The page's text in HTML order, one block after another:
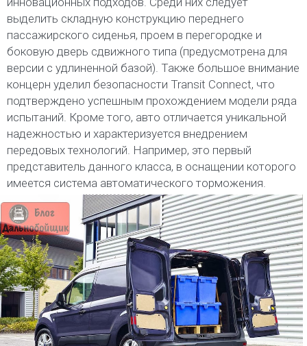
выделить складную конструкцию переднего
пассажирского сиденья, проем в перегородке и
боковую дверь сдвижного типа (предусмотрена для
версии с удлиненной базой). Также большое внимание
концерн уделил безопасности Transit Connect, что
подтверждено успешным прохождением модели ряда
испытаний. Кроме того, авто отличается уникальной
надежностью и характеризуется внедрением
передовых технологий. Например, это первый
представитель данного класса, в оснащении которого
имеется система автоматического торможения.